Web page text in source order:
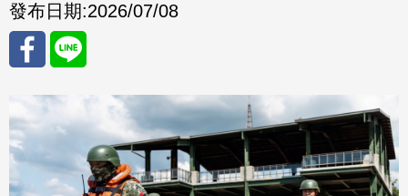
發布日期:2026/07/08
分享
至
Fac
分享
至
Line